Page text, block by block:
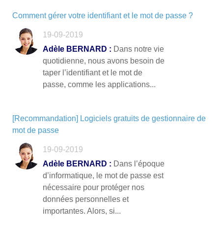
Comment gérer votre identifiant et le mot de passe ?
19-09-2019
Adèle BERNARD : Dans notre vie
quotidienne, nous avons besoin de
taper l’identifiant et le mot de
passe, comme les applications...
[Recommandation] Logiciels gratuits de gestionnaire de
mot de passe
19-09-2019
Adèle BERNARD : Dans l’époque
d’informatique, le mot de passe est
nécessaire pour protéger nos
données personnelles et
importantes. Alors, si...